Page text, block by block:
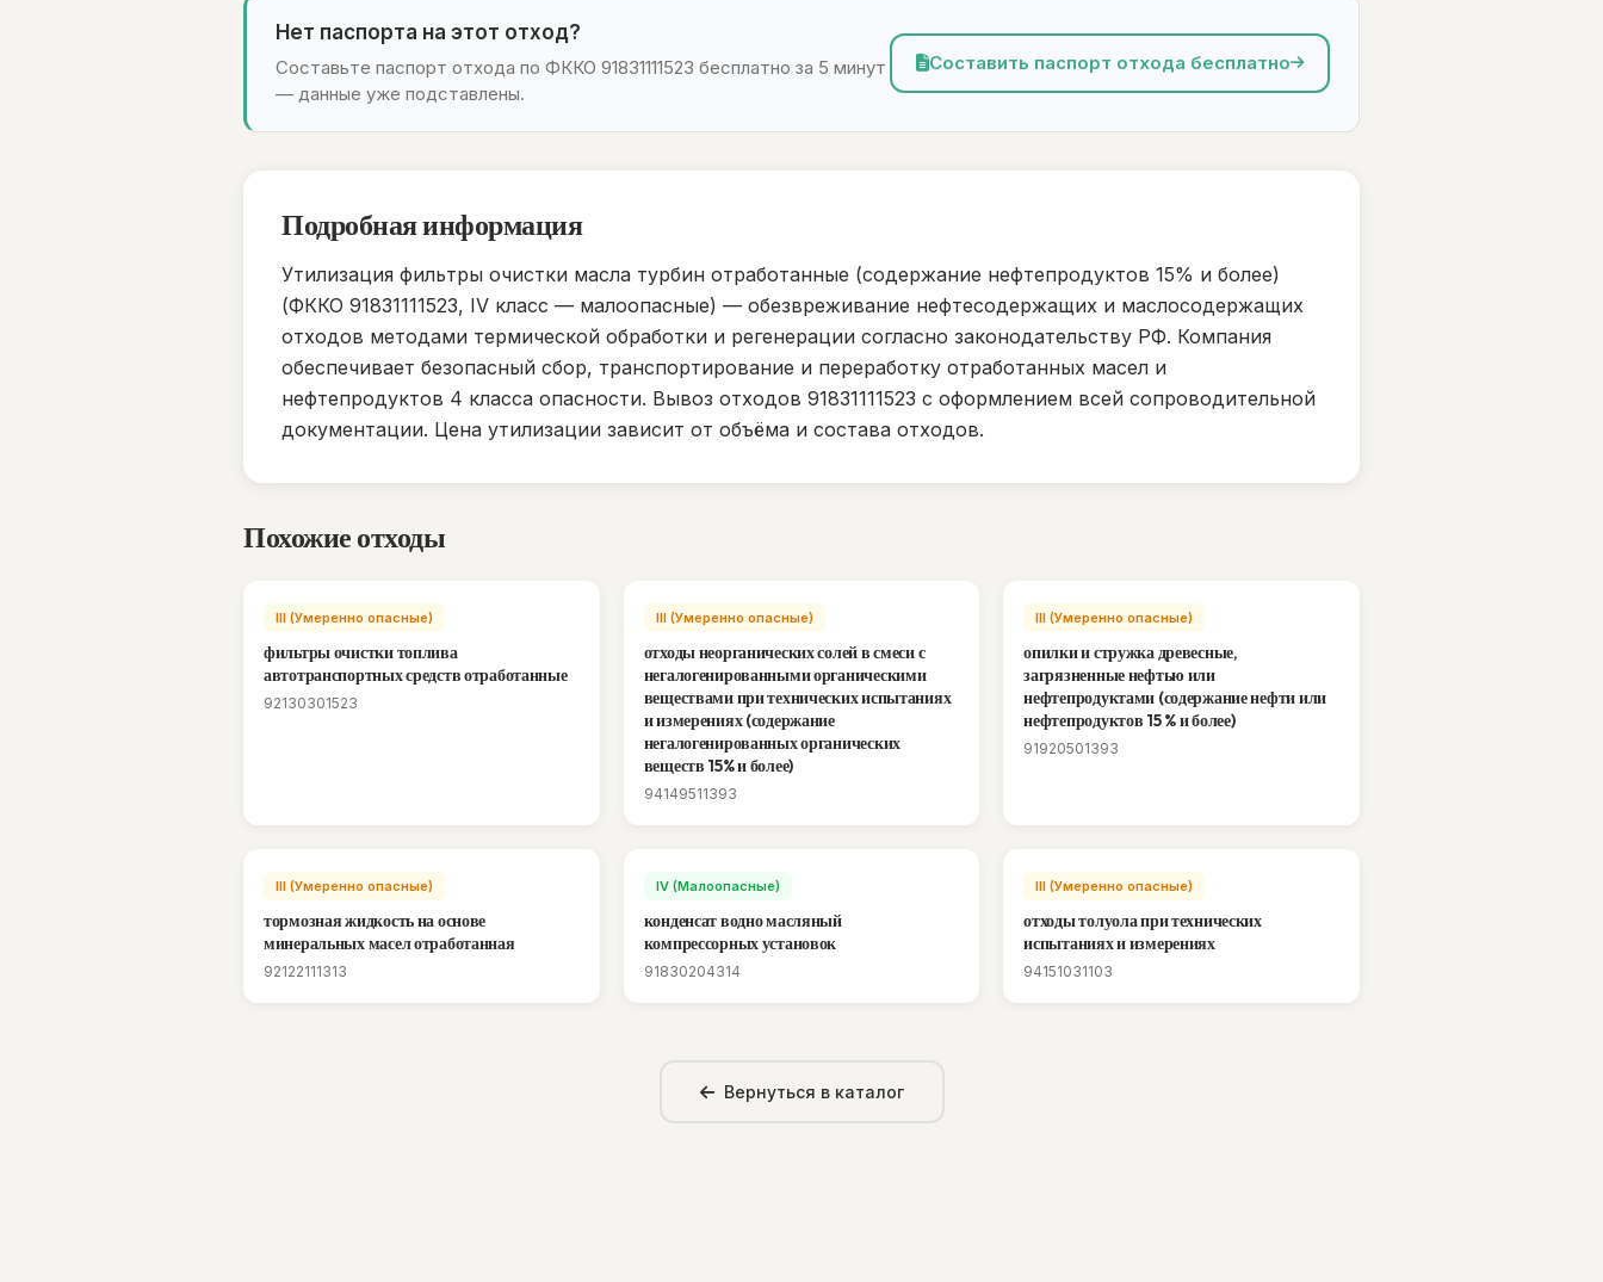
Нет паспорта на этот отход?
Составьте паспорт отхода по ФККО 91831111523 бесплатно за 5 минут
— данные уже подставлены.
Составить паспорт отхода бесплатно
Подробная информация
Утилизация фильтры очистки масла турбин отработанные (содержание нефтепродуктов 15% и более)
(ФККО 91831111523, IV класс — малоопасные) — обезвреживание нефтесодержащих и маслосодержащих
отходов методами термической обработки и регенерации согласно законодательству РФ. Компания
обеспечивает безопасный сбор, транспортирование и переработку отработанных масел и
нефтепродуктов 4 класса опасности. Вывоз отходов 91831111523 с оформлением всей сопроводительной
документации. Цена утилизации зависит от объёма и состава отходов.
Похожие отходы
III (Умеренно опасные)
фильтры очистки топлива
автотранспортных средств отработанные
92130301523
III (Умеренно опасные)
отходы неорганических солей в смеси с
негалогенированными органическими
веществами при технических испытаниях
и измерениях (содержание
негалогенированных органических
веществ 15% и более)
94149511393
III (Умеренно опасные)
опилки и стружка древесные,
загрязненные нефтью или
нефтепродуктами (содержание нефти или
нефтепродуктов 15 % и более)
91920501393
III (Умеренно опасные)
тормозная жидкость на основе
минеральных масел отработанная
92122111313
IV (Малоопасные)
конденсат водно масляный
компрессорных установок
91830204314
III (Умеренно опасные)
отходы толуола при технических
испытаниях и измерениях
94151031103
Вернуться в каталог